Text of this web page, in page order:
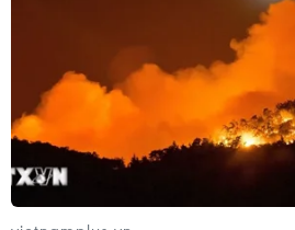
Kinh tế Eurozone ''chùn
COVID-19